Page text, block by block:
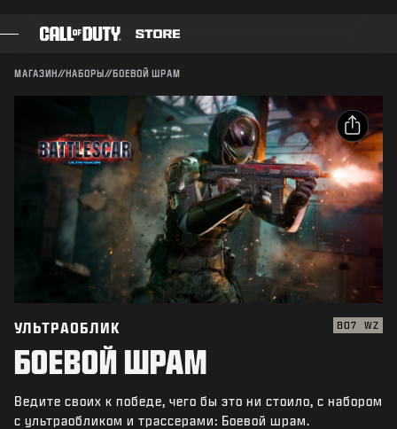
БОЕВОЙ ПРОПУСК
ЧЕРНЫЙ СЕКТОР
МАГАЗИН СНАРЯЖЕНИЯ
COMBAT BUILDS
ИГРЫ
НОВОСТИ
МАГАЗИН//НАБОРЫ//БОЕВОЙ ШРАМ
Совместимо:
ПОДТВЕРДИТЬ ПОКУПКУ
ОТМЕНА
Activision может в любое время обновлять, заменять
и удалять игровые материалы.
ОПУБЛИКОВАТЬ
Электронная почта
Facebook
Х
Скопировать
УЛЬТРАОБЛИК BO7 WZ
БОЕВОЙ ШРАМ
Ведите своих к победе, чего бы это ни стоило, с набором
с ультраобликом и трассерами: Боевой шрам.